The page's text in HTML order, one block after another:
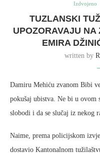
Izdvojeno
TUZLANSKI
UPOZORAVAJU
EMIRA
written by
Damiru Mehiću zvanom Bibi
pokušaj ubistva. Ne bi u ovom
slobodi i da se slučaj iz nekog
Naime, prema policijskom
dostavio Kantonalnom